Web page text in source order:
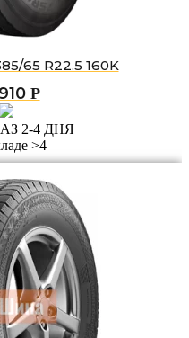
65 R22.5 160K
Р
2-4 ДНЯ
>4